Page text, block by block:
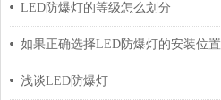
LED防爆灯的等级怎么划分
如果正确选择LED防爆灯的安装位置
浅谈LED防爆灯